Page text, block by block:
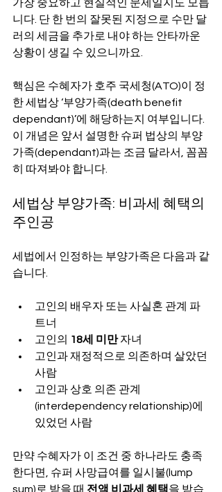
가장 중요하고 현실적인 문제일지도 모릅
니다. 단 한 번의 잘못된 지정으로 수만 달
러의 세금을 추가로 내야 하는 안타까운
상황이 생길 수 있으니까요.
핵심은 수혜자가 호주 국세청(ATO)이 정
한 세법상 ‘부양가족(death benefit
dependant)’에 해당하는지 여부입니다.
이 개념은 앞서 설명한 슈퍼 법상의 부양
가족(dependant)과는 조금 달라서, 꼼꼼
히 따져봐야 합니다.
세법상 부양가족: 비과세 혜택의
주인공
세법에서 인정하는 부양가족은 다음과 같
습니다.
고인의 배우자 또는 사실혼 관계 파
트너
고인의 18세 미만 자녀
고인과 재정적으로 의존하며 살았던
사람
고인과 상호 의존 관계
(interdependency relationship)에
있었던 사람
만약 수혜자가 이 조건 중 하나라도 충족
한다면, 슈퍼 사망급여를 일시불(lump
sum)로 받을 때 전액 비과세 혜택을 받습